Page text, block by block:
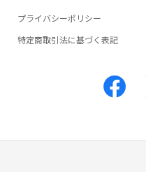
プライバシーポリシー
特定商取引法に基づく表記